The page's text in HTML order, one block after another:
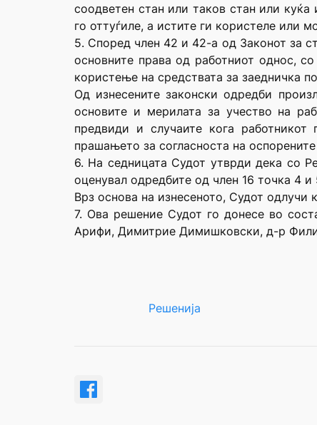
соодветен стан или таков стан или куќа
го оттуѓиле, а истите ги користеле или
5. Според член 42 и 42-а од Законот за
основните права од работниот однос,
користење на средствата за заедничка
Од изнесените законски одредби
основите и мерилата за учество на
предвиди и случаите кога
прашањето за согласноста на
6. На седницата Судот утврди дека со
оценувал одредбите од член 16 точка 4
Врз основа на изнесеното, Судот
7. Ова решение Судот го донесе во
Арифи, Димитрие Димишковски, д-р
Решенија